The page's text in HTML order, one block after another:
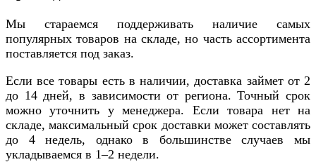
Мы стараемся поддерживать наличие самых
популярных товаров на складе, но часть ассортимента
поставляется под заказ.
Если все товары есть в наличии, доставка займет от 2
до 14 дней, в зависимости от региона. Точный срок
можно уточнить у менеджера. Если товара нет на
складе, максимальный срок доставки может составлять
до 4 недель, однако в большинстве случаев мы
укладываемся в 1–2 недели.